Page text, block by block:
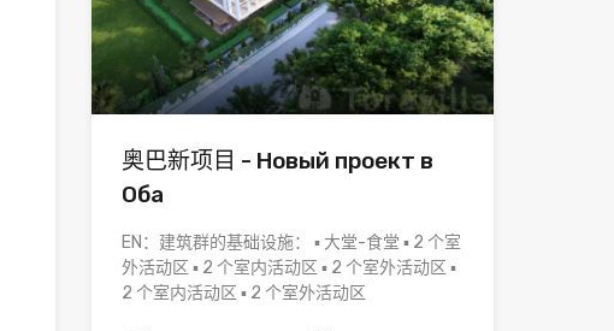
奥巴新项目 - Новый проект в
Оба
EN：建筑群的基础设施： ▪ 大堂-食堂 ▪ 2 个室
外活动区 ▪ 2 个室内活动区 ▪ 2 个室外活动区 ▪
2 个室内活动区 ▪ 2 个室外活动区